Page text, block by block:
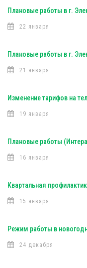
Плановые работы в г.
22 января
Плановые работы в г.
21 января
Изменение тарифов на
19 января
Плановые работы
16 января
Квартальная
15 января
Режим работы в
24 декабря